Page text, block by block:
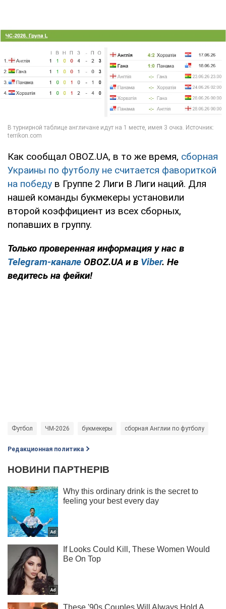
Как сообщал OBOZ.UA, в то же время, сборная
Украины по футболу не считается фавориткой
на победу в Группе 2 Лиги В Лиги наций. Для
нашей команды букмекеры установили
второй коэффициент из всех сборных,
попавших в группу.
Только проверенная информация у нас в
Telegram-канале OBOZ.UA и в Viber. Не
ведитесь на фейки!
Футбол ЧМ-2026 букмекеры сборная Англии по футболу
Редакционная политика